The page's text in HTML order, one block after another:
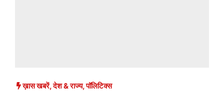
ख़ास खबरें,देश & राज्य,पॉलिटिक्स